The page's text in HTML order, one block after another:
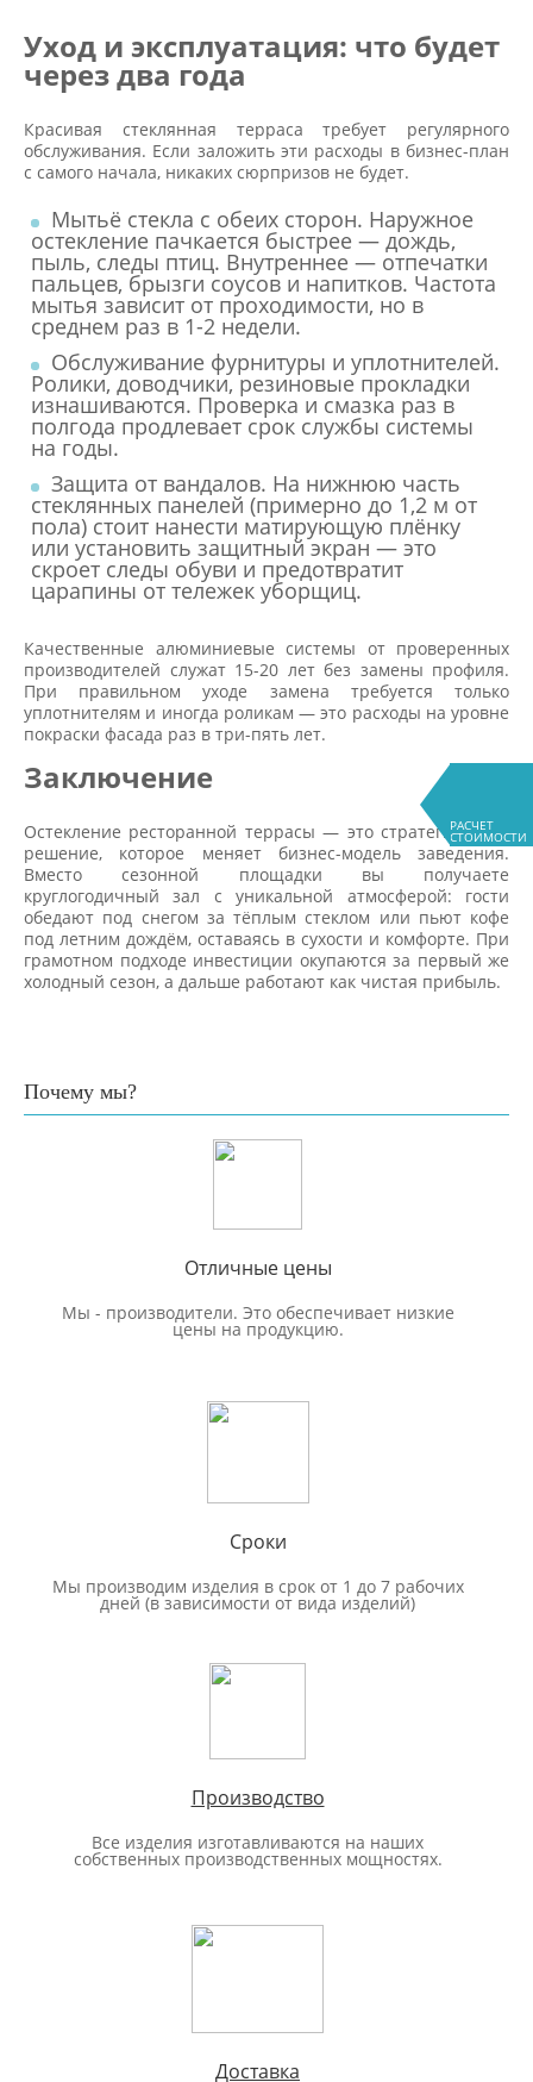
РАСЧЕТ
СТОИМОСТИ
Уход и эксплуатация: что будет
через два года
Красивая стеклянная терраса требует регулярного
обслуживания. Если заложить эти расходы в бизнес-план
с самого начала, никаких сюрпризов не будет.
Мытьё стекла с обеих сторон. Наружное
остекление пачкается быстрее — дождь,
пыль, следы птиц. Внутреннее — отпечатки
пальцев, брызги соусов и напитков. Частота
мытья зависит от проходимости, но в
среднем раз в 1-2 недели.
Обслуживание фурнитуры и уплотнителей.
Ролики, доводчики, резиновые прокладки
изнашиваются. Проверка и смазка раз в
полгода продлевает срок службы системы
на годы.
Защита от вандалов. На нижнюю часть
стеклянных панелей (примерно до 1,2 м от
пола) стоит нанести матирующую плёнку
или установить защитный экран — это
скроет следы обуви и предотвратит
царапины от тележек уборщиц.
Качественные алюминиевые системы от проверенных
производителей служат 15-20 лет без замены профиля.
При правильном уходе замена требуется только
уплотнителям и иногда роликам — это расходы на уровне
покраски фасада раз в три-пять лет.
Заключение
Остекление ресторанной террасы — это стратегическое
решение, которое меняет бизнес-модель заведения.
Вместо сезонной площадки вы получаете
круглогодичный зал с уникальной атмосферой: гости
обедают под снегом за тёплым стеклом или пьют кофе
под летним дождём, оставаясь в сухости и комфорте. При
грамотном подходе инвестиции окупаются за первый же
холодный сезон, а дальше работают как чистая прибыль.
Почему мы?
Отличные цены
Мы - производители. Это обеспечивает низкие
цены на продукцию.
Сроки
Мы производим изделия в срок от 1 до 7 рабочих
дней (в зависимости от вида изделий)
Производство
Все изделия изготавливаются на наших
собственных производственных мощностях.
Доставка